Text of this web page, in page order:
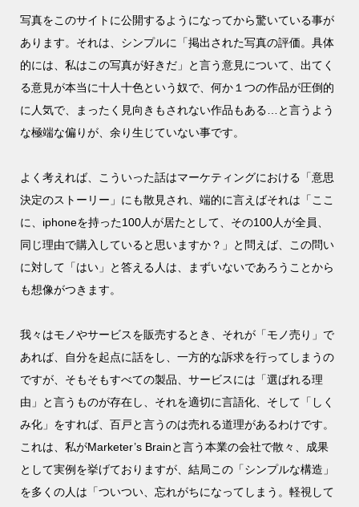
写真をこのサイトに公開するようになってから驚いている事が
あります。それは、シンプルに「掲出された写真の評価。具体
的には、私はこの写真が好きだ」と言う意見について、出てく
る意見が本当に十人十色という奴で、何か１つの作品が圧倒的
に人気で、まったく見向きもされない作品もある…と言うよう
な極端な偏りが、余り生じていない事です。
よく考えれば、こういった話はマーケティングにおける「意思
決定のストーリー」にも散見され、端的に言えばそれは「ここ
に、iphoneを持った100人が居たとして、その100人が全員、
同じ理由で購入していると思いますか？」と問えば、この問い
に対して「はい」と答える人は、まずいないであろうことから
も想像がつきます。
我々はモノやサービスを販売するとき、それが「モノ売り」で
あれば、自分を起点に話をし、一方的な訴求を行ってしまうの
ですが、そもそもすべての製品、サービスには「選ばれる理
由」と言うものが存在し、それを適切に言語化、そして「しく
み化」をすれば、百戸と言うのは売れる道理があるわけです。
これは、私がMarketer’s Brainと言う本業の会社で散々、成果
として実例を挙げておりますが、結局この「シンプルな構造」
を多くの人は「ついつい、忘れがちになってしまう。軽視して